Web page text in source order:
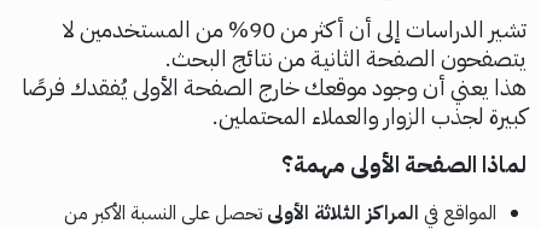
تشير الدراسات إلى أن أكثر من 90% من المستخدمين لا
يتصفحون الصفحة الثانية من نتائج البحث.
هذا يعني أن وجود موقعك خارج الصفحة الأولى يُفقدك فرصًا
كبيرة لجذب الزوار والعملاء المحتملين.
لماذا الصفحة الأولى مهمة؟
المواقع في المراكز الثلاثة الأولى تحصل على النسبة الأكبر من